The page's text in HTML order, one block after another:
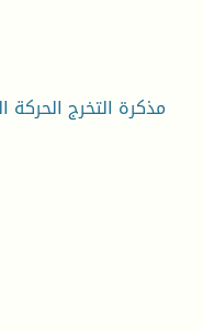
مذكرة التخرج